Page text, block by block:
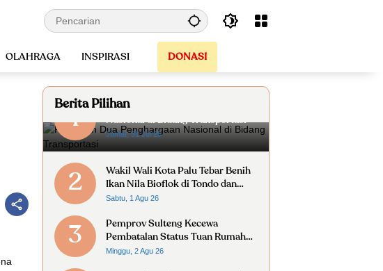
OLAHRAGA INSPIRASI DONASI
Berita Pilihan
1
Palu Raih Dua Penghargaan
Nasional di Bidang Transportasi
Jumat, 31 Jul 26
2
Wakil Wali Kota Palu Tebar Benih
Ikan Nila Bioflok di Tondo dan
Kabonena
Sabtu, 1 Agu 26
3
Pemprov Sulteng Kecewa
Pembatalan Status Tuan Rumah
FORNAS 2027
Minggu, 2 Agu 26